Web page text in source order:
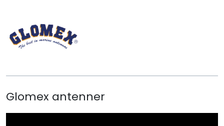
Glomex antenner